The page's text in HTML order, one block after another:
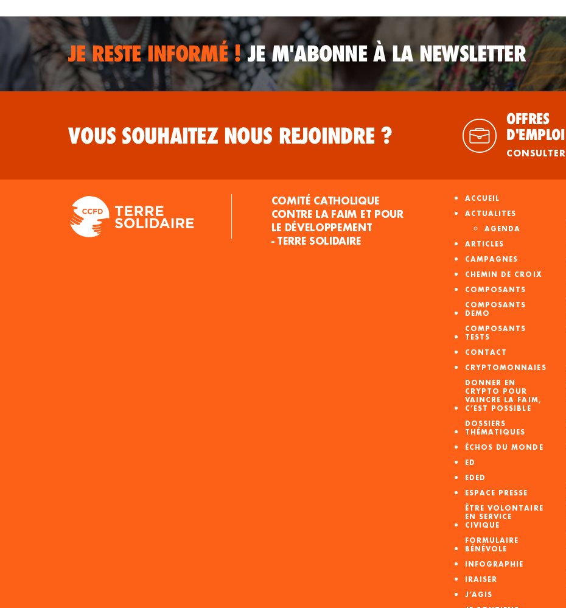
JE RESTE INFORMÉ !JE M'ABONNE À LA NEWSLETTER
VOUS SOUHAITEZ NOUS REJOINDRE ?
OFFRES
D'EMPLOI
CONSULTER
COMITÉ CATHOLIQUE
CONTRE LA FAIM ET POUR
LE DÉVELOPPEMENT
- TERRE SOLIDAIRE
ACCUEIL
ACTUALITES
AGENDA
ARTICLES
CAMPAGNES
CHEMIN DE CROIX
COMPOSANTS
COMPOSANTS
DEMO
COMPOSANTS
TESTS
CONTACT
CRYPTOMONNAIES
DONNER EN
CRYPTO POUR
VAINCRE LA FAIM,
C’EST POSSIBLE
DOSSIERS
THÉMATIQUES
ÉCHOS DU MONDE
ED
EDED
ESPACE PRESSE
ÊTRE VOLONTAIRE
EN SERVICE
CIVIQUE
FORMULAIRE
BÉNÉVOLE
INFOGRAPHIE
IRAISER
J’AGIS